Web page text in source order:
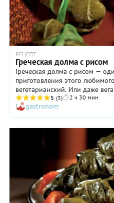
РЕЦЕПТ
Греческая долма с рисом
Греческая долма с рисом —
приготовления этого
вегетарианский. Или даже
соусом авголемоно, в состав
например, с постным
не менее вкусной, чем
подтверждают все, кто ее
приготовлении блюда —
томление на минимальном
пространстве, то есть, под
В результате начинка
всех ингредиентов, и
в настоящий
несомненно, по достоинству
дома.
5 (3) 2 ч 30 мин
gastronom